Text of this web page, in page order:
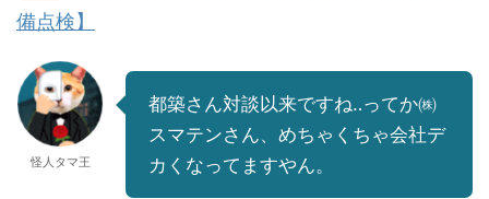
備点検】
怪人タマ王
都築さん対談以来ですね‥ってか㈱
スマテンさん、めちゃくちゃ会社デ
カくなってますやん。